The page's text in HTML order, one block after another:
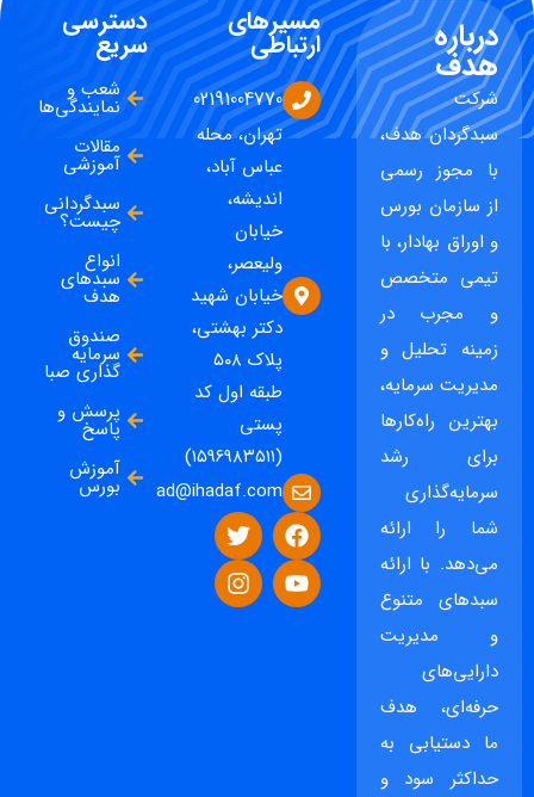
درباره
هدف
شرکت
سبدگردان هدف،
با مجوز رسمی
از سازمان بورس
و اوراق بهادار، با
تیمی متخصص
و مجرب در
زمینه تحلیل و
مدیریت سرمایه،
بهترین راه‌کارها
برای رشد
سرمایه‌گذاری
شما را ارائه
می‌دهد. با ارائه
سبدهای متنوع
و مدیریت
دارایی‌های
حرفه‌ای، هدف
ما دستیابی به
حداکثر سود و
مسیرهای
ارتباطی
02191004770
تهران، محله
عباس آباد،
اندیشه،
خیابان
ولیعصر،
خیابان شهید
دکتر بهشتی،
پلاک ۵۰۸
طبقه اول کد
پستی
(۱۵۹۶۹۸۳۵۱۱)
ad@ihadaf.com
دسترسی
سریع
شعب و
نمایندگی‌ها
مقالات
آموزشی
سبدگردانی
چیست؟
انواع
سبدهای
هدف
صندوق
سرمایه
گذاری صبا
پرسش و
پاسخ
آموزش
بورس